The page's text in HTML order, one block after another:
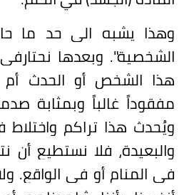
وهذا يشبه الى حد ما
الشخصية". وبعدها
هذا الشخص أو الحدث أم
مفقوداً غالباً وبمثابة
ويُحدث هذا تراكم واختلاط
والبعيدة، فلا نستطيع أن
في المنام أو في الواقع.